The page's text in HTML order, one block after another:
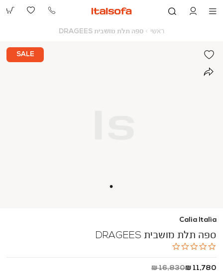
073-
ראשי ראשי
ספה תלת מושבית DRAGEES
מושבית
DRAGEES
Calia Italia
ספה תלת מושבית DRAGEES
rating
החל
11,780 ₪
מחיר
16,830 ₪
SALE